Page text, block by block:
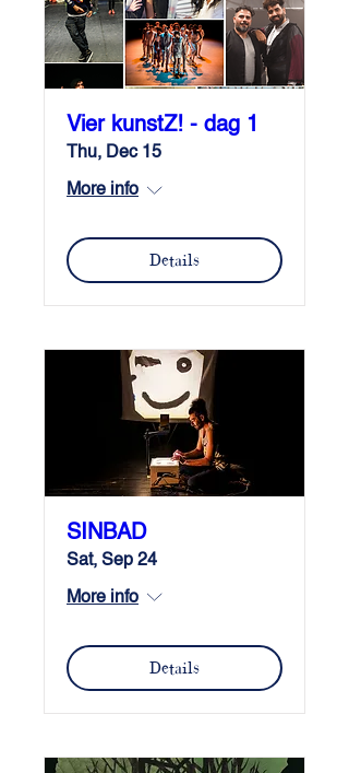
Vier kunstZ! - dag 1
Thu, Dec 15
More info
Details
SINBAD
Sat, Sep 24
More info
Details